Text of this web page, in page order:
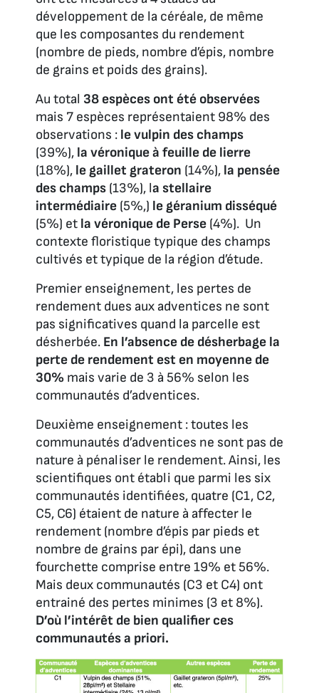
développement de la céréale, de même
que les composantes du rendement
(nombre de pieds, nombre d’épis, nombre
de grains et poids des grains).
Au total 38 espèces ont été observées
mais 7 espèces représentaient 98% des
observations : le vulpin des champs
(39%), la véronique à feuille de lierre
(18%), le gaillet grateron (14%), la pensée
des champs (13%), la stellaire
intermédiaire (5%,) le géranium disséqué
(5%) et la véronique de Perse (4%). Un
contexte floristique typique des champs
cultivés et typique de la région d’étude.
Premier enseignement, les pertes de
rendement dues aux adventices ne sont
pas significatives quand la parcelle est
désherbée. En l’absence de désherbage la
perte de rendement est en moyenne de
30% mais varie de 3 à 56% selon les
communautés d’adventices.
Deuxième enseignement : toutes les
communautés d’adventices ne sont pas de
nature à pénaliser le rendement. Ainsi, les
scientifiques ont établi que parmi les six
communautés identifiées, quatre (C1, C2,
C5, C6) étaient de nature à affecter le
rendement (nombre d’épis par pieds et
nombre de grains par épi), dans une
fourchette comprise entre 19% et 56%.
Mais deux communautés (C3 et C4) ont
entrainé des pertes minimes (3 et 8%).
D’où l’intérêt de bien qualifier ces
communautés a priori.